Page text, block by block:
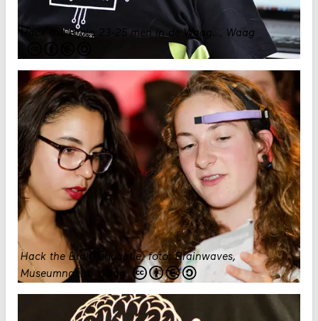
Hack the Brain 23-25 men in de Waag. . Waag
Hack the Brain educatie, foto: Brainwaves,
Museumnacht
Waag